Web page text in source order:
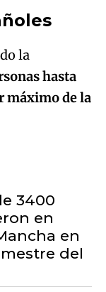
la
hasta
máximo de la
3400
en
en
del